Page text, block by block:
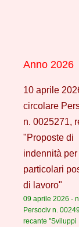
Anno 2026
10 aprile
circolare
n. 0025271,
"Proposte di
indennità per
particolari
di lavoro"
09 aprile 2026 -
Persociv n.
recante "Sviluppi